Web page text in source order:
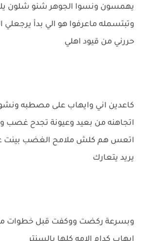
يهمسون ونسوا الجوهر شنو شلون
وتبتسمله ماعرفوا هو الي بدأ يرجعلي
حررني من قيود اهلي
كاعدين اني وايهاب على مصطبه
اتجاهنه من بعيد وعيونة تجدح غصب
اتعس هم كلش ملامح الغضب بينت
يريد يتعارك
وبسرعة ركضت ووكفت قبل خطوات